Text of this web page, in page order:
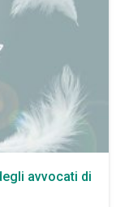
avvocati di